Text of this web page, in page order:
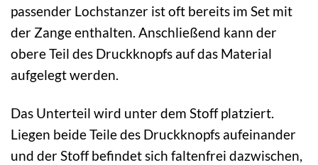
passender Lochstanzer ist oft bereits im Set mit
der Zange enthalten. Anschließend kann der
obere Teil des Druckknopfs auf das Material
aufgelegt werden.
Das Unterteil wird unter dem Stoff platziert.
Liegen beide Teile des Druckknopfs aufeinander
und der Stoff befindet sich faltenfrei dazwischen,